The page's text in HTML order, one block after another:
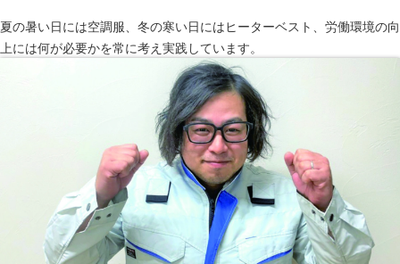
夏の暑い日には空調服、冬の寒い日にはヒーターベスト、労働環境の向
上には何が必要かを常に考え実践しています。